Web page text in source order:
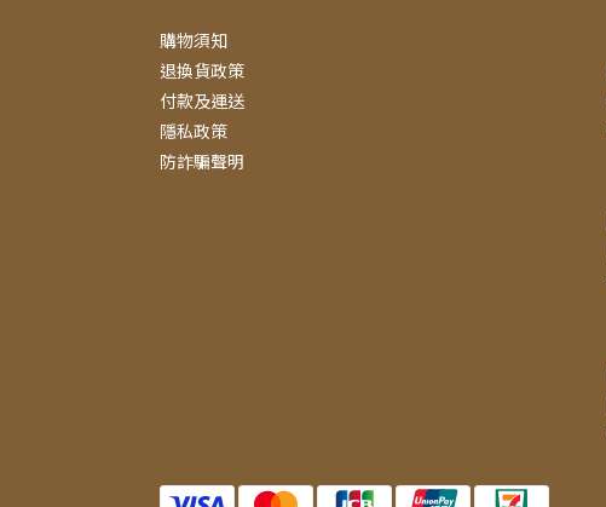
購物須知
退換貨政策
付款及運送
隱私政策
防詐騙聲明